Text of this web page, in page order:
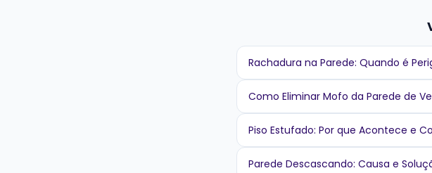
Rachadura na Parede: Quando é
Como Eliminar Mofo da Parede de
Piso Estufado: Por que Acontece e
Parede Descascando: Causa e